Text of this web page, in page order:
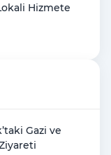
Hizmete
Gazi ve